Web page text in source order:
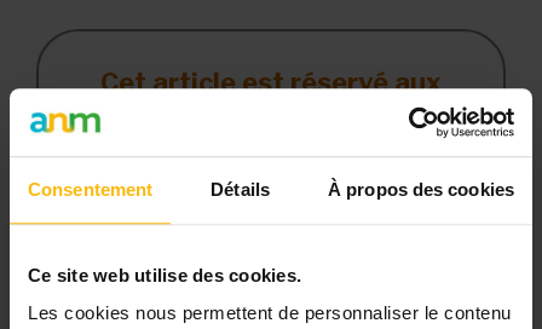
Consentement Détails À propos des cookies
Ce site web utilise des cookies.
Les cookies nous permettent de personnaliser le contenu
Cet article est réservé aux
L’abonnement MonASBL vous donne
un accès complet à des ressources
pratiques et à une expertise actualisée
Avec votre abonnement, vous